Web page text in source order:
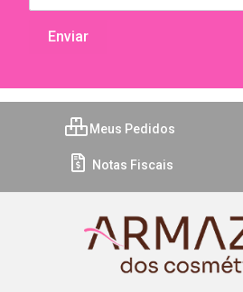
Meus Pedidos
Notas Fiscais